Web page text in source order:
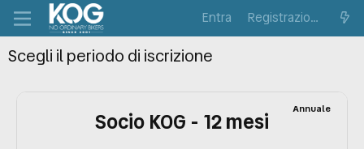
Entra Registrazione
Scegli il periodo di iscrizione
Annuale
Socio KOG - 12 mesi